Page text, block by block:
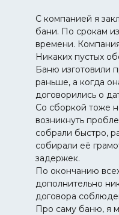
С компанией я
бани. По срокам
времени.
Никаких пустых
Баню изготовили
раньше, а когда
договорились о
Со сборкой тоже
возникнуть
собрали быстро,
собирали её
задержек.
По окончанию
дополнительно
договора
Про саму баню, я